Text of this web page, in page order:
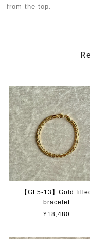
from the top.
【GF5-13】Gold
bracelet
¥18,480